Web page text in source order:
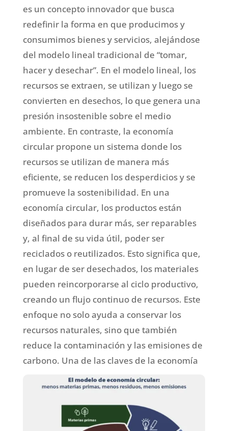
es un concepto innovador que busca
redefinir la forma en que producimos y
consumimos bienes y servicios, alejándose
del modelo lineal tradicional de “tomar,
hacer y desechar”. En el modelo lineal, los
recursos se extraen, se utilizan y luego se
convierten en desechos, lo que genera una
presión insostenible sobre el medio
ambiente. En contraste, la economía
circular propone un sistema donde los
recursos se utilizan de manera más
eficiente, se reducen los desperdicios y se
promueve la sostenibilidad. En una
economía circular, los productos están
diseñados para durar más, ser reparables
y, al final de su vida útil, poder ser
reciclados o reutilizados. Esto significa que,
en lugar de ser desechados, los materiales
pueden reincorporarse al ciclo productivo,
creando un flujo continuo de recursos. Este
enfoque no solo ayuda a conservar los
recursos naturales, sino que también
reduce la contaminación y las emisiones de
carbono. Una de las claves de la economía